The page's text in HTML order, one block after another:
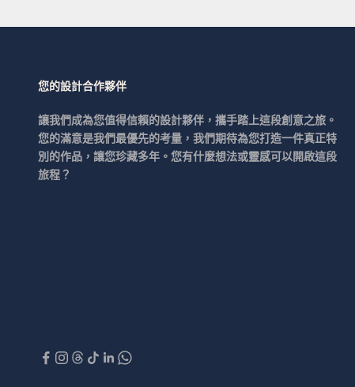
您的設計合作夥伴
讓我們成為您值得信賴的設計夥伴，攜手踏上這段創意之旅。
您的滿意是我們最優先的考量，我們期待為您打造一件真正特
別的作品，讓您珍藏多年。您有什麼想法或靈感可以開啟這段
旅程？